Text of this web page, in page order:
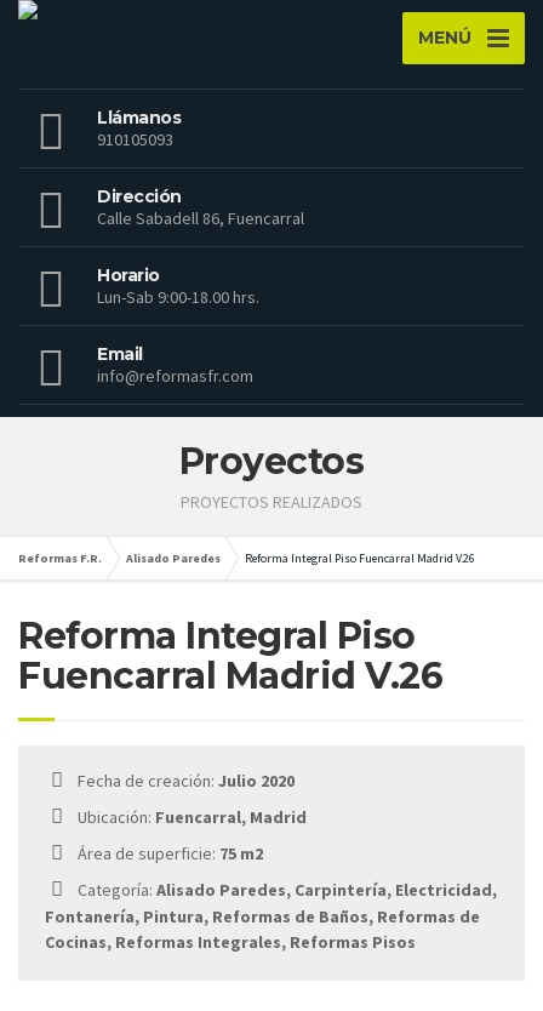
MENÚ
Llámanos
910105093
Dirección
Calle Sabadell 86, Fuencarral
Horario
Lun-Sab 9:00-18.00 hrs.
Email
info@reformasfr.com
Proyectos
PROYECTOS REALIZADOS
Reformas F.R. Alisado Paredes Reforma Integral Piso Fuencarral Madrid V.26
Reforma Integral Piso
Fuencarral Madrid V.26
Fecha de creación: Julio 2020
Ubicación: Fuencarral, Madrid
Área de superficie: 75 m2
Categoría: Alisado Paredes, Carpintería, Electricidad,
Fontanería, Pintura, Reformas de Baños, Reformas de
Cocinas, Reformas Integrales, Reformas Pisos